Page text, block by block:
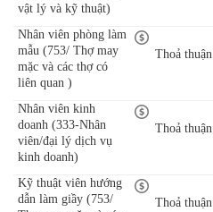
vật lý và kỹ thuật)
Nhân viên phòng làm
mẫu (753/ Thợ may
mặc và các thợ có
liên quan )
Thoả thuận
Nhân viên kinh
doanh (333-Nhân
viên/đại lý dịch vụ
kinh doanh)
Thoả thuận
Kỹ thuật viên hướng
dẫn làm giầy (753/
Thoả thuận